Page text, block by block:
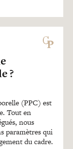
?
(PPC) est
Tout en
nous
paramètres qui
du cadre.